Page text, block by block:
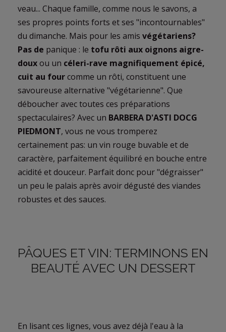
veau... Chaque famille, comme nous le savons, a
ses propres points forts et ses "incontournables"
du dimanche. Mais pour les amis végétariens?
Pas de panique : le tofu rôti aux oignons aigre-
douxou un céleri-rave magnifiquement épicé,
cuit au fourcomme un rôti, constituent une
savoureuse alternative "végétarienne". Que
déboucher avec toutes ces préparations
spectaculaires? Avec un BARBERA D'ASTI DOCG
PIEDMONT, vous ne vous tromperez
certainement pas: un vin rouge buvable et de
caractère, parfaitement équilibré en bouche entre
acidité et douceur. Parfait donc pour "dégraisser"
un peu le palais après avoir dégusté des viandes
robustes et des sauces.
PÂQUES ET VIN: TERMINONS EN
BEAUTÉ AVEC UN DESSERT
En lisant ces lignes, vous avez déjà l'eau à la